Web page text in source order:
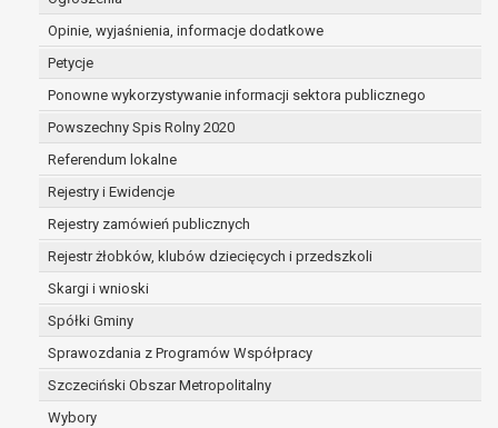
Opinie, wyjaśnienia, informacje dodatkowe
Petycje
Ponowne wykorzystywanie informacji sektora publicznego
Powszechny Spis Rolny 2020
Referendum lokalne
Rejestry i Ewidencje
Rejestry zamówień publicznych
Rejestr żłobków, klubów dziecięcych i przedszkoli
Skargi i wnioski
Spółki Gminy
Sprawozdania z Programów Współpracy
Szczeciński Obszar Metropolitalny
Wybory
dane są nieprawidłowe lub
niekompletne;
osobowych (tzw. prawo do bycia
zapomnianym) na podstawie art. 17 RODO,
w przypadku gdy:
dane nie są już niezbędne do celów,
sposób przetwarzane,
osoba, której dane dotyczą, wniosła
sprzeciw wobec przetwarzania
osoba, której dane dotyczą wycofała
osobowych, która jest podstawą
przetwarzania danych i nie ma innej
podstawy prawnej przetwarzania